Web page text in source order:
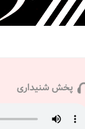
پخش شنیداری